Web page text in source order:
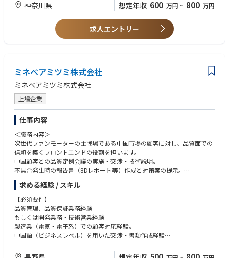
【歓迎要件】
・エクセルで集計業務ができる方
・電気関連製品/部品の業務経験がある方
・将来マネジメントにチャレンジしてみたい方
神奈川県 想定年収 600 万円 ~ 800 万円
求人エントリー
ミネベアミツミ株式会社
ミネベアミツミ株式会社
上場企業
仕事内容
＜職務内容＞
次世代ファンモーターの主戦場である中国市場の顧客に対し、品質面での
信頼を築くフロントエンドの役割を担います。
中国顧客との品質定例会議の実施・交渉・技術説明。
不具合発生時の報告書（8Dレポート等）作成と対策案の提示。
顧客ニーズを社内（開発・製造）へフィードバックし、製品改善をリー
ド。
＜具体的業務＞
・新規引き合い受注時に設計、営業とともに製品プロジェクトに加わって
いただき、開発段階から工場での試作～量産までのすべてに携わっていた
だきます。
場の工程・品質改善に取り組んでいただきます。
求める経験 / スキル
【必須要件】
品質管理、品質保証業務経験
もしくは開発業務・技術営業経験
製造業（電気・電子系）での顧客対応経験。
中国語（ビジネスレベル）を用いた交渉・書類作成経験
＜あれば望ましいスキル＞